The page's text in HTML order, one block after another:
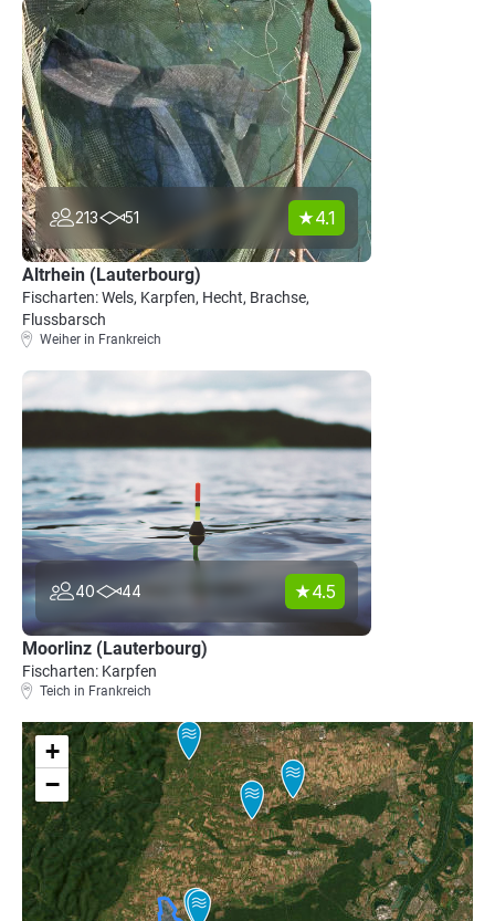
213 51 4.1
Altrhein (Lauterbourg)
Fischarten: Wels, Karpfen, Hecht, Brachse,
Flussbarsch
Weiher in Frankreich
40 44 4.5
Moorlinz (Lauterbourg)
Fischarten: Karpfen
Teich in Frankreich
+
−